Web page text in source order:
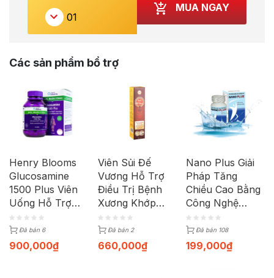
MUA NGAY
Các sản phẩm bổ trợ
Henry Blooms
Glucosamine
1500 Plus Viên
Uống Hỗ Trợ
Bồi Bổ Xương
Khớp (Hộp 90
Viên)
Đã bán 6
900,000₫
Viên Sủi Đế
Vương Hỗ Trợ
Điều Trị Bệnh
Xương Khớp
(Tuýp 20 Viên)
Đã bán 2
660,000₫
Nano Plus Giải
Pháp Tăng
Chiều Cao Bằng
Công Nghệ
Nano Hoa Kỳ
(Hộp 60 viên)
Đã bán 108
199,000₫